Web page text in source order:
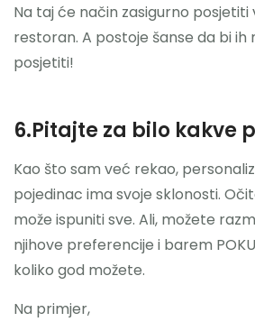
Na taj će način zasigurno posjetiti
restoran. A postoje šanse da bi ih
posjetiti!
6.Pitajte za bilo kakve
Kao što sam već rekao,
pojedinac ima svoje sklonosti.
može ispuniti sve. Ali, možete
njihove preferencije i barem
koliko god možete.
Na primjer,